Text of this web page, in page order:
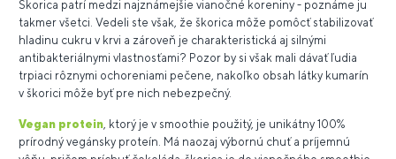
Škorica patrí medzi najznámejšie vianočné koreniny - poznáme ju
takmer všetci. Vedeli ste však, že škorica môže pomôcť stabilizovať
hladinu cukru v krvi a zároveň je charakteristická aj silnými
antibakteriálnymi vlastnosťami? Pozor by si však mali dávať ľudia
trpiaci rôznymi ochoreniami pečene, nakoľko obsah látky kumarín
v škorici môže byť pre nich nebezpečný.
Vegan protein , ktorý je v smoothie použitý, je unikátny 100%
prírodný vegánsky proteín. Má naozaj výbornú chuť a príjemnú